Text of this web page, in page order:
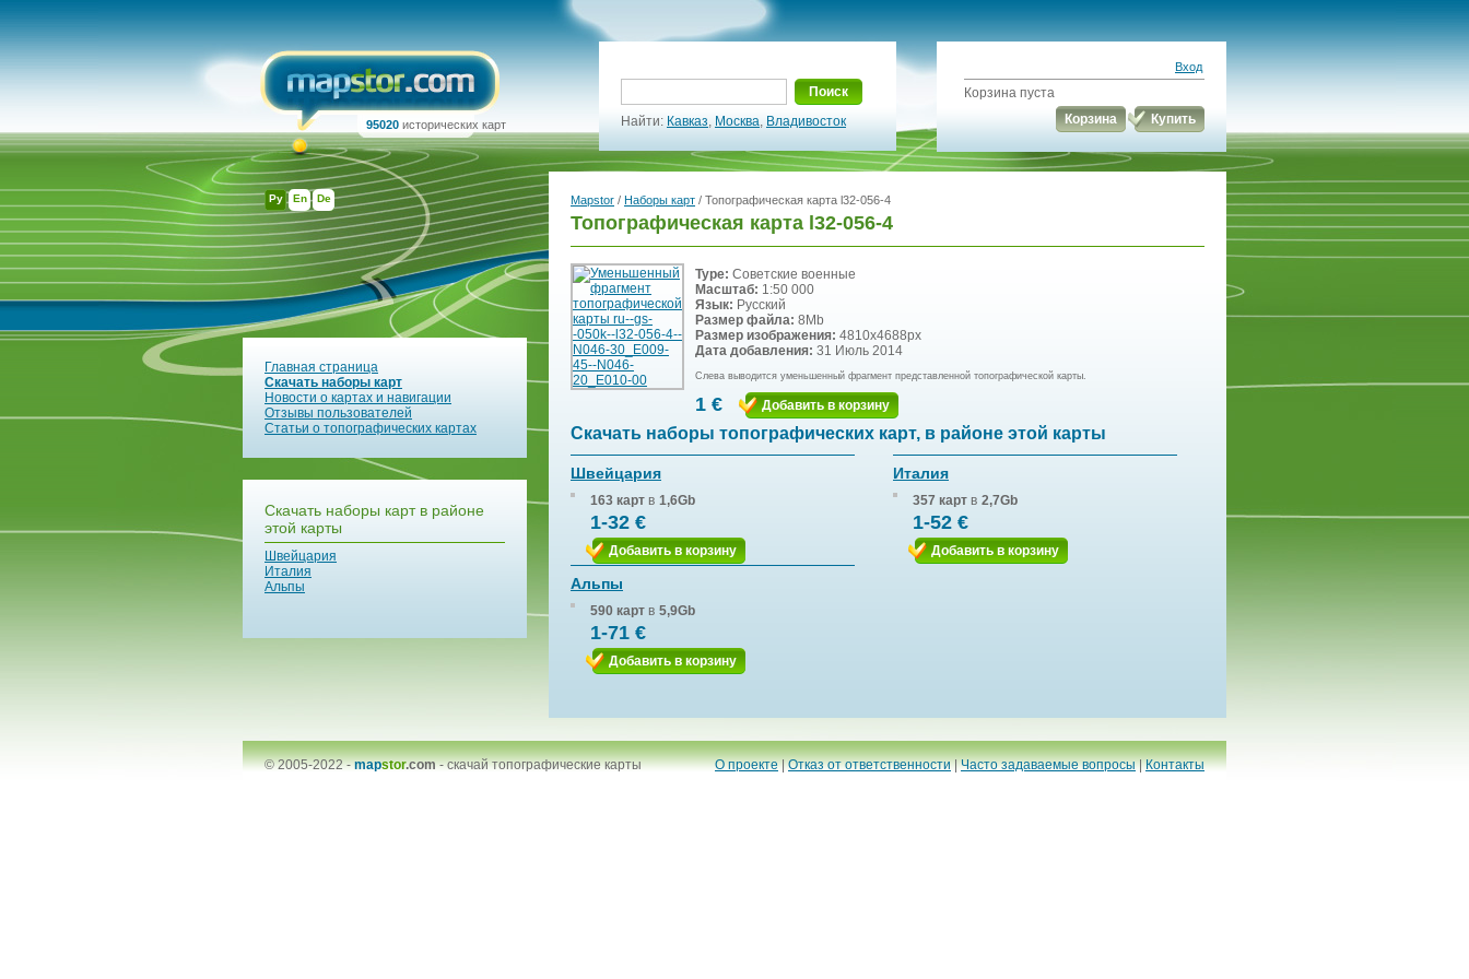
Ру En De
95020 исторических карт
Поиск
Найти: Кавказ, Москва, Владивосток
Вход
Корзина пуста
Корзина
Купить
Главная страница
Скачать наборы карт
Новости о картах и навигации
Отзывы пользователей
Статьи о топографических картах
Скачать наборы карт в районе
этой карты
Швейцария
Италия
Альпы
Mapstor / Наборы карт / Топографическая карта l32-056-4
Топографическая карта l32-056-4
Type: Советские военные
Масштаб: 1:50 000
Язык: Русский
Размер файла: 8Mb
Размер изображения: 4810x4688px
Дата добавления: 31 Июль 2014
Слева выводится уменьшенный фрагмент представленной топографической карты.
1 € Добавить в корзину
Скачать наборы топографических карт, в районе этой карты
Швейцария
163 карт в 1,6Gb
1-32 €
Добавить в корзину
Италия
357 карт в 2,7Gb
1-52 €
Добавить в корзину
Альпы
590 карт в 5,9Gb
1-71 €
Добавить в корзину
© 2005-2022 -mapstor.com-скачай топографические карты О проекте|Отказ от ответственности|Часто задаваемые вопросы|Контакты